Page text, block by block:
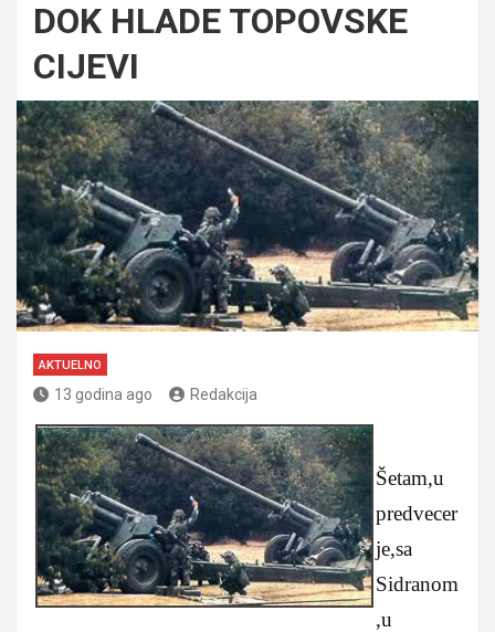
DOK HLADE TOPOVSKE
CIJEVI
AKTUELNO
13 godina ago Redakcija
Šetam,u
predvecer
je,sa
Sidranom
,u